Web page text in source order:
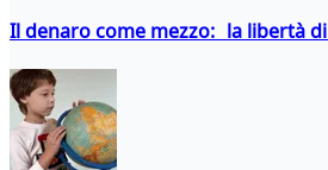
Il denaro come mezzo: la libertà